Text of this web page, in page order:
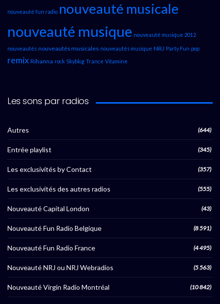
nouveauté fun radio nouveauté musicale
nouveauté musique nouveauté musique 2012
nouveautés nouveautés musicales nouveautés musique NRJ Party Fun pop
remix Rihanna rock Skyblog Trance Vitamine
Les sons par radios
Autres (644)
Entrée playlist (345)
Les exclusivités by Contact (357)
Les exclusivités des autres radios (555)
Nouveauté Capital London (43)
Nouveauté Fun Radio Belgique (8 591)
Nouveauté Fun Radio France (4 495)
Nouveauté NRJ ou NRJ Webradios (5 563)
Nouveauté Virgin Radio Montréal (10 842)